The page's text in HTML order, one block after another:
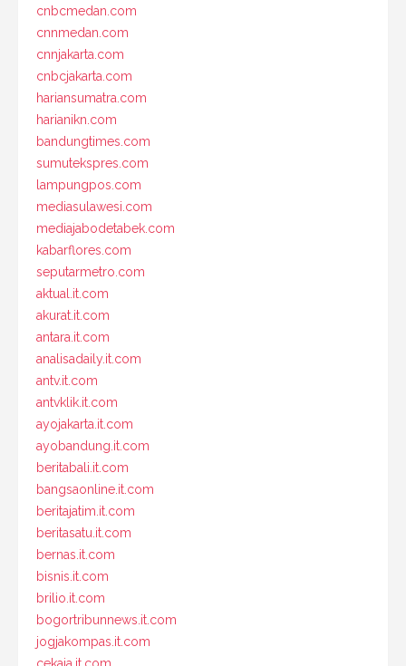
cnbcmedan.com
cnnmedan.com
cnnjakarta.com
cnbcjakarta.com
hariansumatra.com
harianikn.com
bandungtimes.com
sumutekspres.com
lampungpos.com
mediasulawesi.com
mediajabodetabek.com
kabarflores.com
seputarmetro.com
aktual.it.com
akurat.it.com
antara.it.com
analisadaily.it.com
antv.it.com
antvklik.it.com
ayojakarta.it.com
ayobandung.it.com
beritabali.it.com
bangsaonline.it.com
beritajatim.it.com
beritasatu.it.com
bernas.it.com
bisnis.it.com
brilio.it.com
bogortribunnews.it.com
jogjakompas.it.com
cekaja.it.com